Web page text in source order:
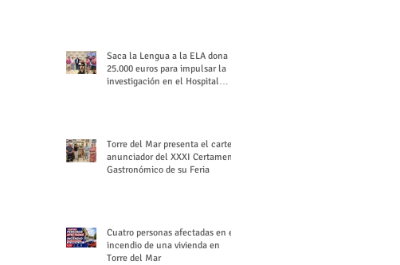
Saca la Lengua a la ELA dona
25.000 euros para impulsar la
investigación en el Hospital
Torre del Mar presenta el cartel
anunciador del XXXI Certamen
Gastronómico de su Feria
Cuatro personas afectadas en el
incendio de una vivienda en
Torre del Mar